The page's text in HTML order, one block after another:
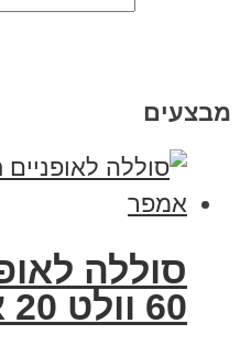
מבצעים
סוללה
60 וולט 20 אמפר